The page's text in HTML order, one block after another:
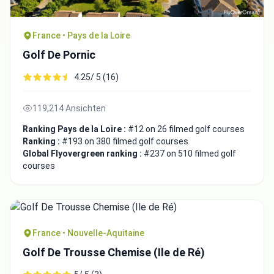
France • Pays de la Loire
Golf De Pornic
4.25/ 5 (16)
119,214 Ansichten
Ranking Pays de la Loire : #12 on 26 filmed golf courses
Ranking : #193 on 380 filmed golf courses
Global Flyovergreen ranking : #237 on 510 filmed golf
courses
France • Nouvelle-Aquitaine
Golf De Trousse Chemise (Ile de Ré)